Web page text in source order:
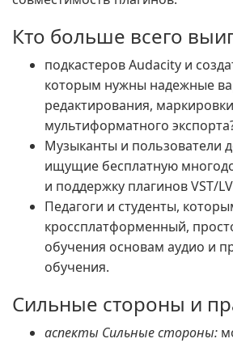
Кто больше всего
подкастеров Audacity и
которым нужны надежные
редактирования,
мультиформатного
Музыканты и пользователи
ищущие бесплатную
и поддержку плагинов VST/
Педагоги и студенты,
кроссплатформенный,
обучения основам аудио и
обучения.
Сильные стороны и
аспекты Сильные стороны: